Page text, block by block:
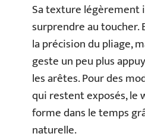
Sa texture
surprendre au toucher.
la précision du pliage,
geste un peu plus
les arêtes. Pour des
qui restent exposés, le
forme dans le temps
naturelle.